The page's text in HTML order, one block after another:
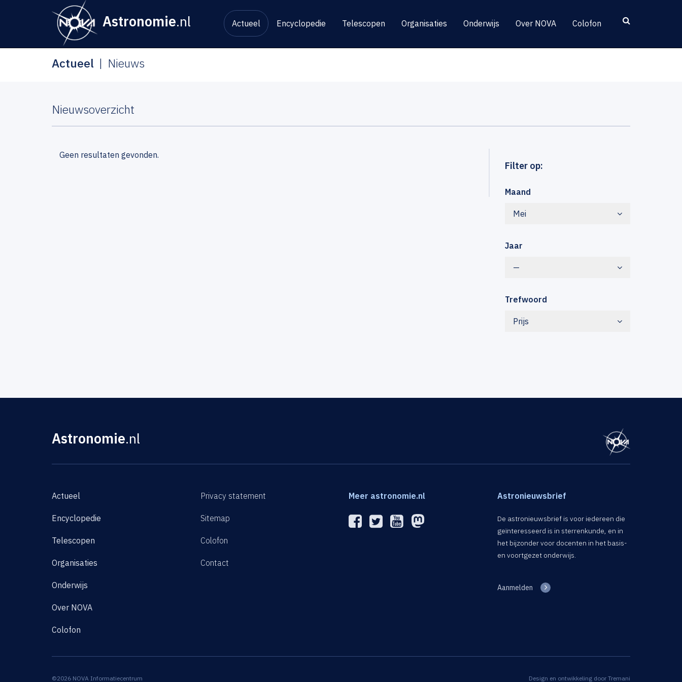
Astronomie.nl Actueel Encyclopedie Telescopen Organisaties Onderwijs Over NOVA Colofon
Actueel Nieuws
Nieuwsoverzicht
Filter op:
Maand
Mei
Jaar
—
Trefwoord
Prijs
Geen resultaten gevonden.
Astronomie.nl
Actueel
Encyclopedie
Telescopen
Organisaties
Onderwijs
Over NOVA
Colofon
Privacy statement
Sitemap
Colofon
Contact
Meer astronomie.nl Astronieuwsbrief
De astronieuwsbrief is voor iedereen die
geïnteresseerd is in sterrenkunde, en in
het bijzonder voor docenten in het basis-
en voortgezet onderwijs.
Aanmelden
©2026 NOVA Informatiecentrum Design en ontwikkeling door Tremani